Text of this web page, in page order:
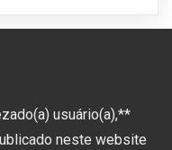
usuário(a),**
neste website